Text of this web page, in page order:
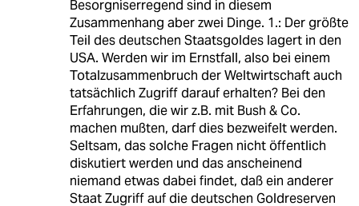
Besorgniserregend sind in diesem
Zusammenhang aber zwei Dinge. 1.: Der größte
Teil des deutschen Staatsgoldes lagert in den
USA. Werden wir im Ernstfall, also bei einem
Totalzusammenbruch der Weltwirtschaft auch
tatsächlich Zugriff darauf erhalten? Bei den
Erfahrungen, die wir z.B. mit Bush & Co.
machen mußten, darf dies bezweifelt werden.
Seltsam, das solche Fragen nicht öffentlich
diskutiert werden und das anscheinend
niemand etwas dabei findet, daß ein anderer
Staat Zugriff auf die deutschen Goldreserven